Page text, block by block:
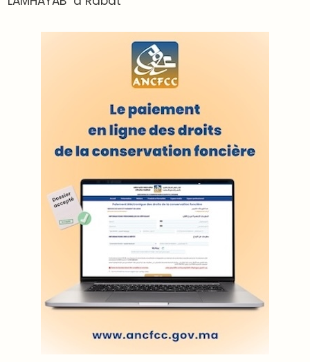
ABOUT US
A propos de L'ODJ
VOS CONTRIBUTIONS
Proposer votre article
LODJ VIDÉO
L'ODJ LIVE TV
LODJ AUDIO
WEB RADIO R212
Copyright © 2022 Groupe de presse Arrissala
Ce site utilise Google Analytics. En continuant à naviguer, vous nous
autorisez à déposer un cookie à des fins de mesure d'audience
Plan du site| Syndication